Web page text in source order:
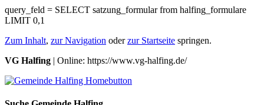
query_feld = SELECT satzung_formular from halfing_formulare
LIMIT 0,1
Zum Inhalt, zur Navigation oderzur Startseite springen.
VG Halfing | Online: https://www.vg-halfing.de/